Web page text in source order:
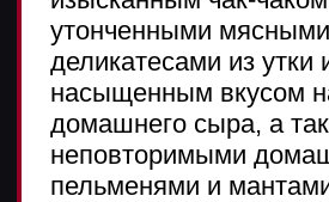
Приходите к нам:
— за вкусными мясными
деликатесами;
— за качественным и свежим
мясом для вашего главного
новогоднего блюда;
— за разнообразными сырами
и натуральной молочной
продукцией;